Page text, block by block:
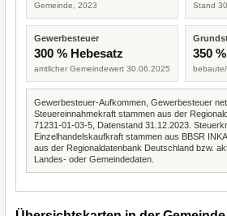
Gemeinde, 2023 Stand
Gewerbesteuer
300 % Hebesatz
amtlicher Gemeindewert 30.06.2025
350
Gewerbesteuer-Aufkommen, Gewerbesteuer
Steuereinnahmekraft stammen aus der
71231-01-03-5, Datenstand 31.12.2023.
Einzelhandelskaufkraft stammen aus BBSR
aus der Regionaldatenbank Deutschland bzw.
Landes- oder Gemeindedaten.